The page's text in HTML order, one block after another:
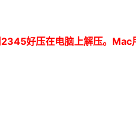
2345好压在电脑上解压。 Mac